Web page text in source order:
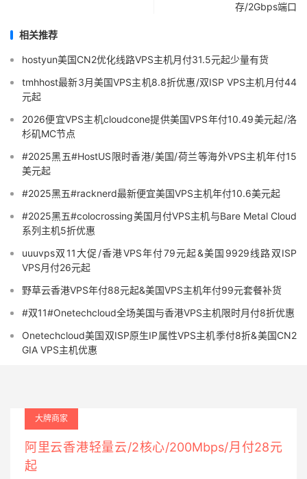
存/2Gbps端口
相关推荐
hostyun美国CN2优化线路VPS主机月付31.5元起少量有货
tmhhost最新3月美国VPS主机8.8折优惠/双ISP VPS主机月付44
元起
2026便宜VPS主机cloudcone提供美国VPS年付10.49美元起/洛
杉矶MC节点
#2025黑五#HostUS限时香港/美国/荷兰等海外VPS主机年付15
美元起
#2025黑五#racknerd最新便宜美国VPS主机年付10.6美元起
#2025黑五#colocrossing美国月付VPS主机与Bare Metal Cloud
系列主机5折优惠
uuuvps双11大促/香港VPS年付79元起&美国9929线路双ISP
VPS月付26元起
野草云香港VPS年付88元起&美国VPS主机年付99元套餐补货
#双11#Onetechcloud全场美国与香港VPS主机限时月付8折优惠
Onetechcloud美国双ISP原生IP属性VPS主机季付8折&美国CN2
GIA VPS主机优惠
大牌商家
阿里云香港轻量云/2核心/200Mbps/月付28元
起